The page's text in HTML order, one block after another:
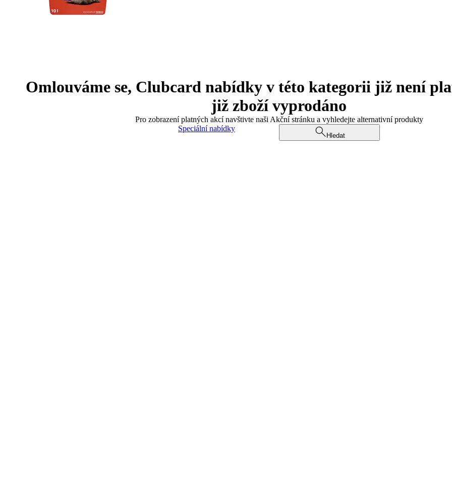
Omlouváme se, Clubcard nabídky v této kategorii již není
již zboží vyprodáno
Pro zobrazení platných akcí navštivte naši Akční stránku a vyhledejte alternativní produkty
Speciální nabídky
Hledat